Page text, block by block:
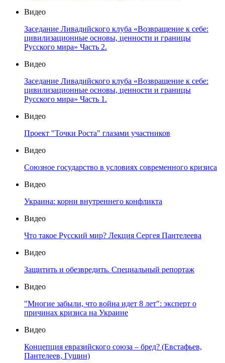
Видео
Заседание Ливадийского клуба «Возвращение к себе:
цивилизационные основы, ценности и границы
Русского мира» Часть 2.
Видео
Заседание Ливадийского клуба «Возвращение к себе:
цивилизационные основы, ценности и границы
Русского мира» Часть 1.
Видео
Проект "Точки Роста" глазами участников
Видео
Союзное государство в условиях современного кризиса
Видео
Украина: корни внутреннего конфликта
Видео
Что такое Русский мир? Лекция Сергея Пантелеева
Видео
Защитить и обезвредить. Специальный репортаж
Видео
"Многие забыли, что война идет 8 лет": эксперт о
причинах кризиса на Украине
Видео
Концепция евразийского союза – бред? (Евстафьев,
Пантелеев, Гущин)